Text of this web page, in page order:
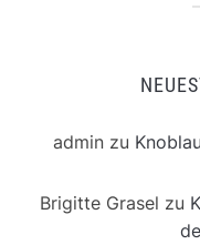
adminzu
Brigitte Grasel zu